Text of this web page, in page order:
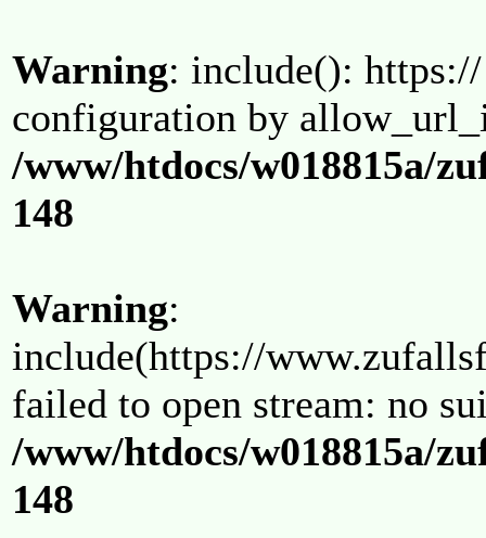
Warning: include():
configuration by
/www/htdocs/w018815a/
148
Warning:
include(https://
failed to open stream: no
/www/htdocs/w018815a/
148